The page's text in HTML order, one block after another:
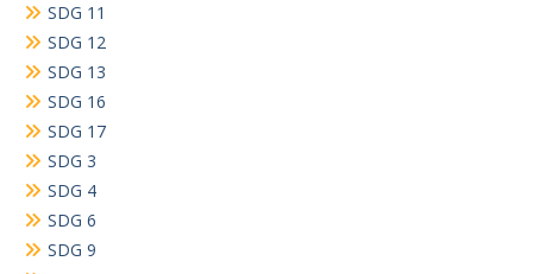
SDG 11
SDG 12
SDG 13
SDG 16
SDG 17
SDG 3
SDG 4
SDG 6
SDG 9